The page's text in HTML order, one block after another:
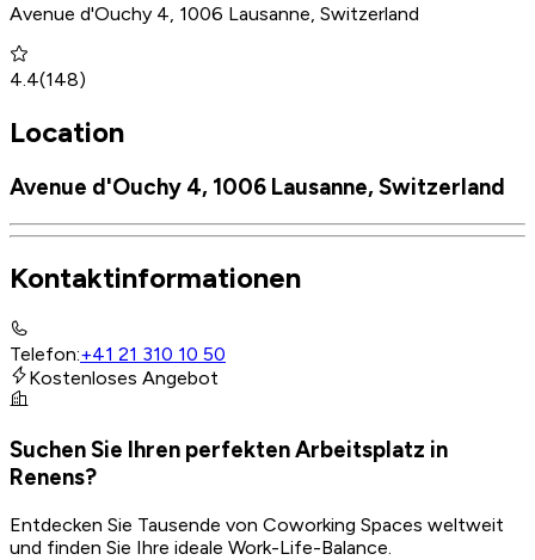
Avenue d'Ouchy 4, 1006 Lausanne, Switzerland
4.4(148)
Location
Avenue d'Ouchy 4, 1006 Lausanne, Switzerland
Kontaktinformationen
Telefon:+41 21 310 10 50
Kostenloses Angebot
Suchen Sie Ihren perfekten Arbeitsplatz in
Renens?
Entdecken Sie Tausende von Coworking Spaces weltweit
und finden Sie Ihre ideale Work-Life-Balance.